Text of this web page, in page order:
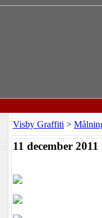
Visby Graffiti >
11 december 2011